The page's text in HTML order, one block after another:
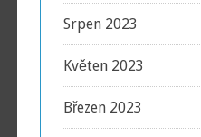
Srpen 2023
Květen 2023
Březen 2023